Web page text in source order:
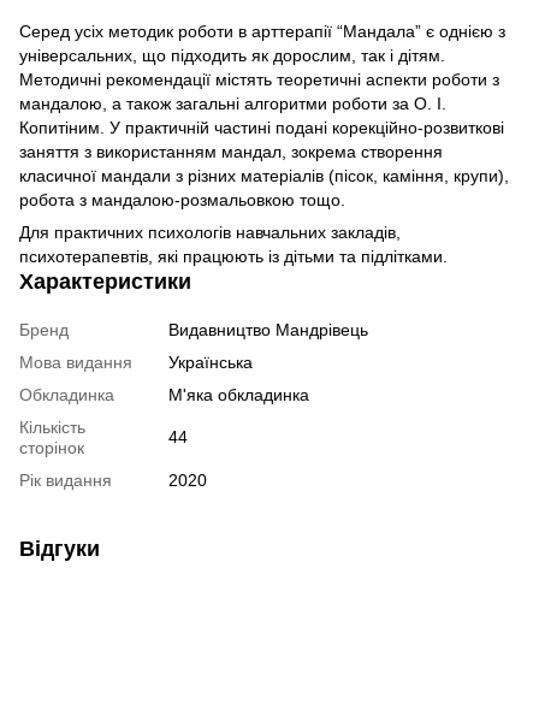
Серед усіх методик роботи в арттерапії “Мандала” є однією з
універсальних, що підходить як дорослим, так і дітям.
Методичні рекомендації містять теоретичні аспекти роботи з
мандалою, а також загальні алгоритми роботи за О. І.
Копитіним. У практичній частині подані корекційно-розвиткові
заняття з використанням мандал, зокрема створення
класичної мандали з різних матеріалів (пісок, каміння, крупи),
робота з мандалою-розмальовкою тощо.
Для практичних психологів навчальних закладів,
психотерапевтів, які працюють із дітьми та підлітками.
Характеристики
Бренд
Видавництво Мандрівець
Мова видання
Українська
Обкладинка
М'яка обкладинка
Кількість
сторінок
44
Рік видання 2020
Відгуки